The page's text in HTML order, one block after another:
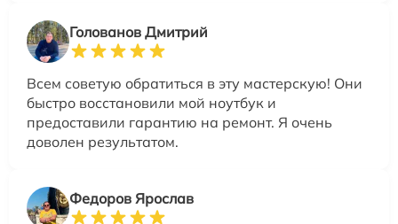
Голованов Дмитрий
Всем советую обратиться в эту мастерскую! Они
быстро восстановили мой ноутбук и
предоставили гарантию на ремонт. Я очень
доволен результатом.
Федоров Ярослав